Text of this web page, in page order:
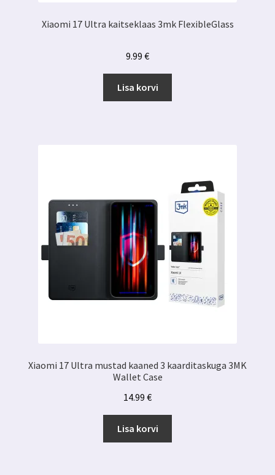
Xiaomi 17 Ultra kaitseklaas 3mk FlexibleGlass
9.99 €
Lisa korvi
Xiaomi 17 Ultra mustad kaaned 3 kaarditaskuga 3MK
Wallet Case
14.99 €
Lisa korvi